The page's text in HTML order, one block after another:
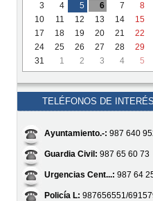
3
4 5 6 7 8
10
11 12 13 14 15
17
18 19 20 21 22
24
25 26 27 28 29
31
1 2 3 4 5
TELÉFONOS DE INTERÉS
Ayuntamiento.-: 987 640
Guardia Civil: 987 65 60 73
Urgencias Cent...: 987 64
Policía L: 987656551/